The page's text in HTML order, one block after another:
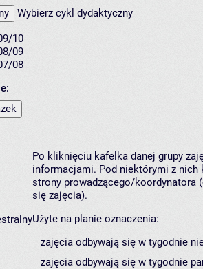
Wybierz cykl dydaktyczny
10
09
08
Po kliknięciu kafelka danej grupy
informacjami. Pod niektórymi z nich
strony prowadzącego/koordynatora
się zajęcia).
Użyte na planie oznaczenia:
zajęcia odbywają się w tygodnie
zajęcia odbywają się w tygodnie